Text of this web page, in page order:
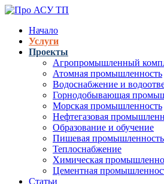
Перейти к основному содержанию
Верхнее меню
Начало
Услуги
Проекты
Агропромышленный
Атомная промышленность
Водоснабжение и
Горнодобывающая
Морская промышленность
Нефтегазовая
Образование и обучение
Пишевая промышленность
Теплоснабжение
Химическая
Цементная
Статьи